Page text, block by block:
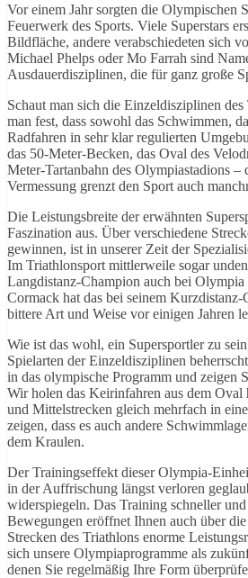
Vor einem Jahr sorgten die Olympischen
Feuerwerk des Sports. Viele Superstars
Bildfläche, andere verabschiedeten sich
Michael Phelps oder Mo Farrah sind
Ausdauerdisziplinen, die für ganz große
Schaut man sich die Einzeldisziplinen
man fest, dass sowohl das Schwimmen,
Radfahren in sehr klar regulierten
das 50-Meter-Becken, das Oval des
Meter-Tartanbahn des Olympiastadions –
Vermessung grenzt den Sport auch
Die Leistungsbreite der erwähnten
Faszination aus. Über verschiedene
gewinnen, ist in unserer Zeit der
Im Triathlonsport mittlerweile sogar
Langdistanz-Champion auch bei
Cormack hat das bei seinem
bittere Art und Weise vor einigen Jahren
Wie ist das wohl, ein Supersportler zu
Spielarten der Einzeldisziplinen
in das olympische Programm und zeigen
Wir holen das Keirinfahren aus dem Oval
und Mittelstrecken gleich mehrfach in
zeigen, dass es auch andere
dem Kraulen.
Der Trainingseffekt dieser Olympia-
in der Auffrischung längst verloren
widerspiegeln. Das Training schneller
Bewegungen eröffnet Ihnen auch über
Strecken des Triathlons enorme
sich unsere Olympiaprogramme als
denen Sie regelmäßig Ihre Form